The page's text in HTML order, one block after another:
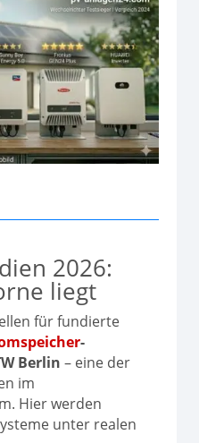
2026:
liegt
für fundierte
-
Berlin – eine der
im
Hier werden
unter realen